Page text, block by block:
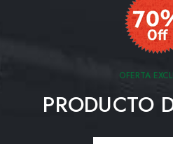
OFERTA
PRODUCTO